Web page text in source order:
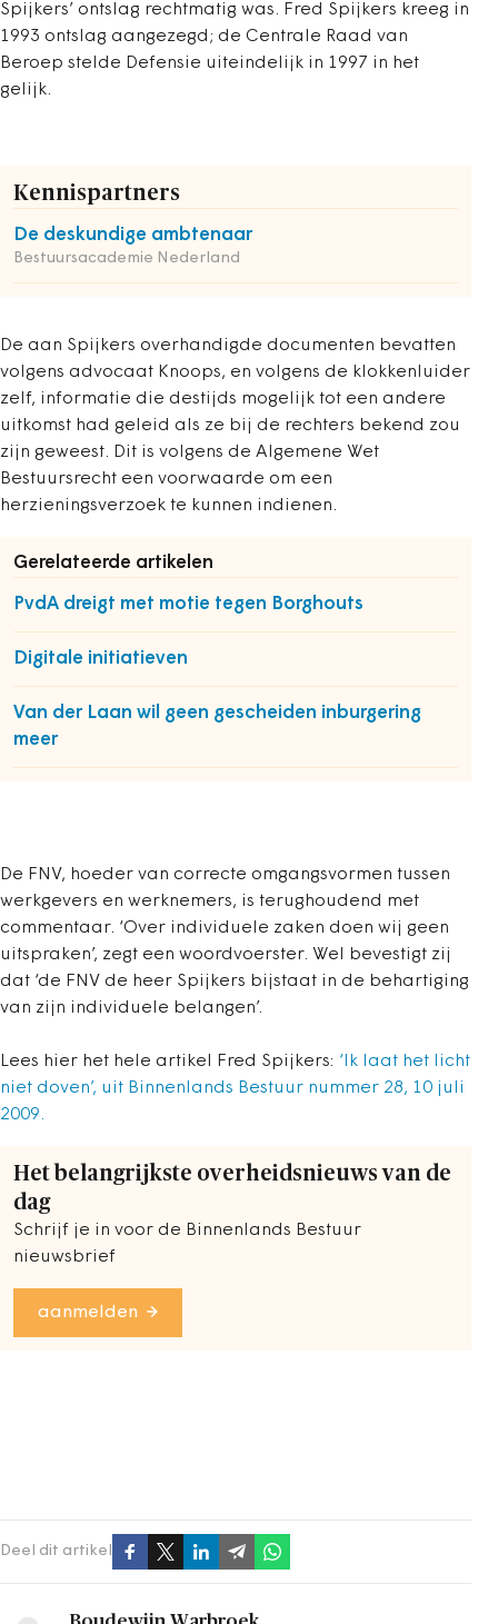
Spijkers’ ontslag rechtmatig was. Fred Spijkers kreeg in
1993 ontslag aangezegd; de Centrale Raad van
Beroep stelde Defensie uiteindelijk in 1997 in het
gelijk.
Kennispartners
De deskundige ambtenaar
Bestuursacademie Nederland
De aan Spijkers overhandigde documenten bevatten
volgens advocaat Knoops, en volgens de klokkenluider
zelf, informatie die destijds mogelijk tot een andere
uitkomst had geleid als ze bij de rechters bekend zou
zijn geweest. Dit is volgens de Algemene Wet
Bestuursrecht een voorwaarde om een
herzieningsverzoek te kunnen indienen.
Gerelateerde artikelen
PvdA dreigt met motie tegen Borghouts
Digitale initiatieven
Van der Laan wil geen gescheiden inburgering
meer
De FNV, hoeder van correcte omgangsvormen tussen
werkgevers en werknemers, is terughoudend met
commentaar. ‘Over individuele zaken doen wij geen
uitspraken’, zegt een woordvoerster. Wel bevestigt zij
dat ‘de FNV de heer Spijkers bijstaat in de behartiging
van zijn individuele belangen’.
Lees hier het hele artikel Fred Spijkers: ‘Ik laat het licht
niet doven’, uit Binnenlands Bestuur nummer 28, 10 juli
2009.
Het belangrijkste overheidsnieuws van de
dag
Schrijf je in voor de Binnenlands Bestuur
nieuwsbrief
aanmelden
Deel dit artikel